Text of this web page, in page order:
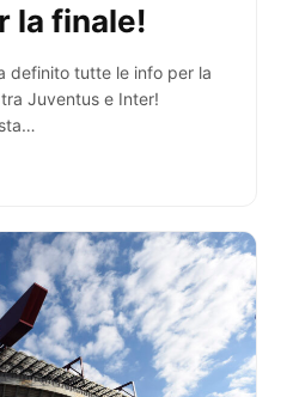
la finale!
definito tutte le info per la
Juventus e Inter!